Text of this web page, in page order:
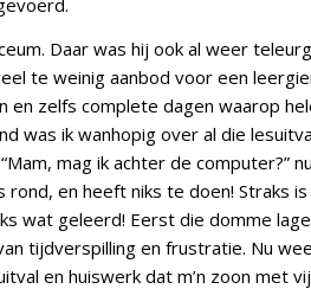
Daar was hij ook al weer
te weinig aanbod voor een
en zelfs complete dagen waarop
was ik wanhopig over al die
mag ik achter de computer?”
en heeft niks te doen! Straks is
wat geleerd! Eerst die domme
tijdverspilling en frustratie. Nu
en huiswerk dat m’n zoon met